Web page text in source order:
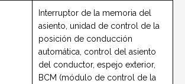
Interruptor de la memoria del
asiento, unidad de control de la
posición de conducción
automática, control del asiento
del conductor, espejo exterior,
BCM (módulo de control de la